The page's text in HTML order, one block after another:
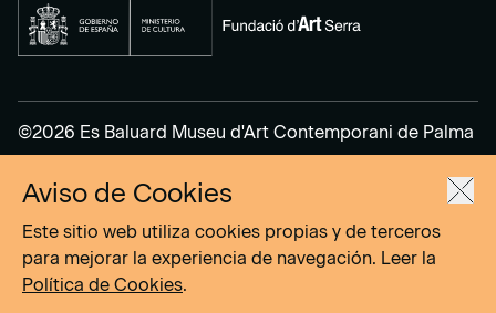
©2026 Es Baluard Museu d'Art Contemporani de Palma
Aviso Legal
Política de Privacidad
Política de cookies
Aviso de Cookies
Este sitio web utiliza cookies propias y de terceros
para mejorar la experiencia de navegación. Leer la
Política de Cookies.